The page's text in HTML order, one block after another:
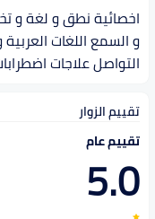
اخصائية نطق و لغة و
و السمع اللغات العربية
التواصل علاجات
تقييم الزوار
تقييم عام
5.0